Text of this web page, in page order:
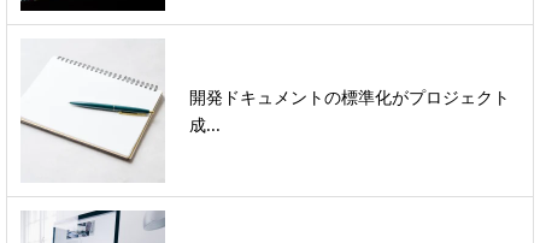
開発ドキュメントの標準化がプロジェクト
成...